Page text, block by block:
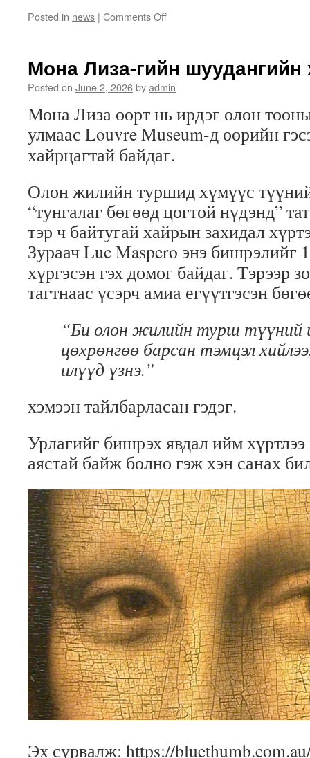
Posted in news | Comments Offon
№1
Мона Лиза-гийн шуудангийн
Posted on June 2, 2026byadmin
Мона Лиза өөрт нь ирдэг олон
улмаас Louvre Museum-д өөрийн
хайрцагтай байдаг.
Олон жилийн туршид хүмүүс
“тунгалаг бөгөөд цогтой нүдэнд”
тэр ч байтугай хайрын захидал
ЗураачLuc Maspero энэ бишрэлийг
хүргэсэн гэх домог байдаг. Тэрээр
тагтнаас үсэрч амиа егүүтгэсэн
“Би олон жилийн турш түүний
цөхрөнгөө барсан тэмцэл
илүүд үзнэ.”
хэмээн тайлбарласан гэдэг.
Урлагийг бишрэх явдал ийм
аястай байж болно гэж хэн санах
Эх сурвалж: https://